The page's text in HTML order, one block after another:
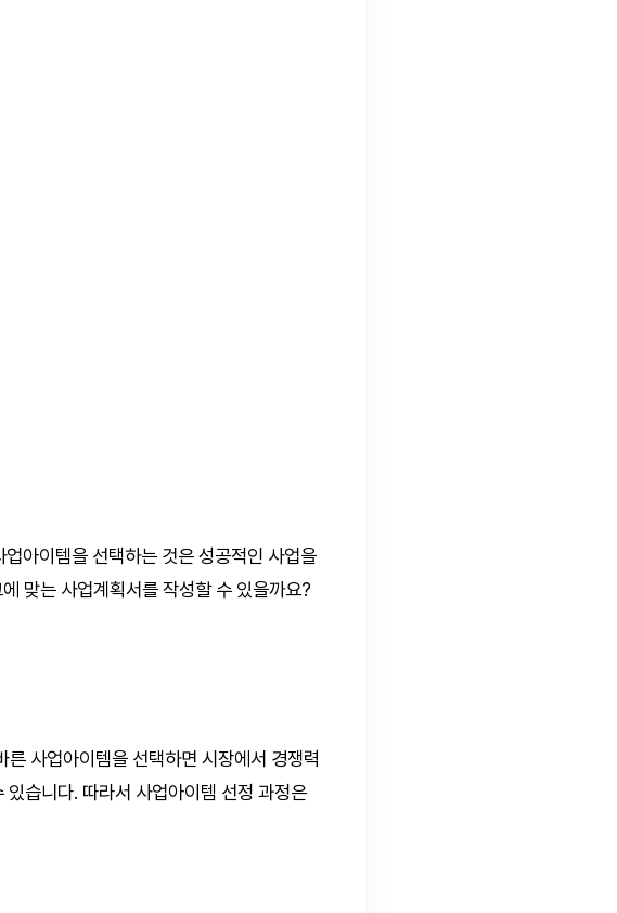
업아이템을 선택하는 것은 성공적인 사업을
맞는 사업계획서를 작성할 수 있을까요?
사업아이템을 선택하면 시장에서 경쟁력
습니다. 따라서 사업아이템 선정 과정은